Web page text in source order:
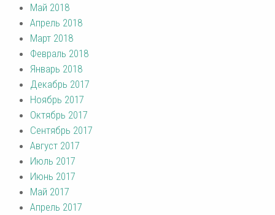
Май 2018
Апрель 2018
Март 2018
Февраль 2018
Январь 2018
Декабрь 2017
Ноябрь 2017
Октябрь 2017
Сентябрь 2017
Август 2017
Июль 2017
Июнь 2017
Май 2017
Апрель 2017